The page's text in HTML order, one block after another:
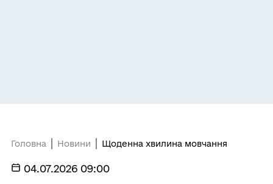
Головна Новини Щоденна хвилина мовчання
04.07.2026 09:00